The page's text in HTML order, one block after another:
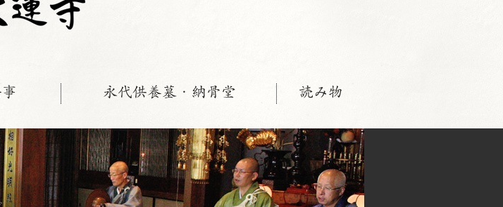
永代供養墓・納骨堂 読み物